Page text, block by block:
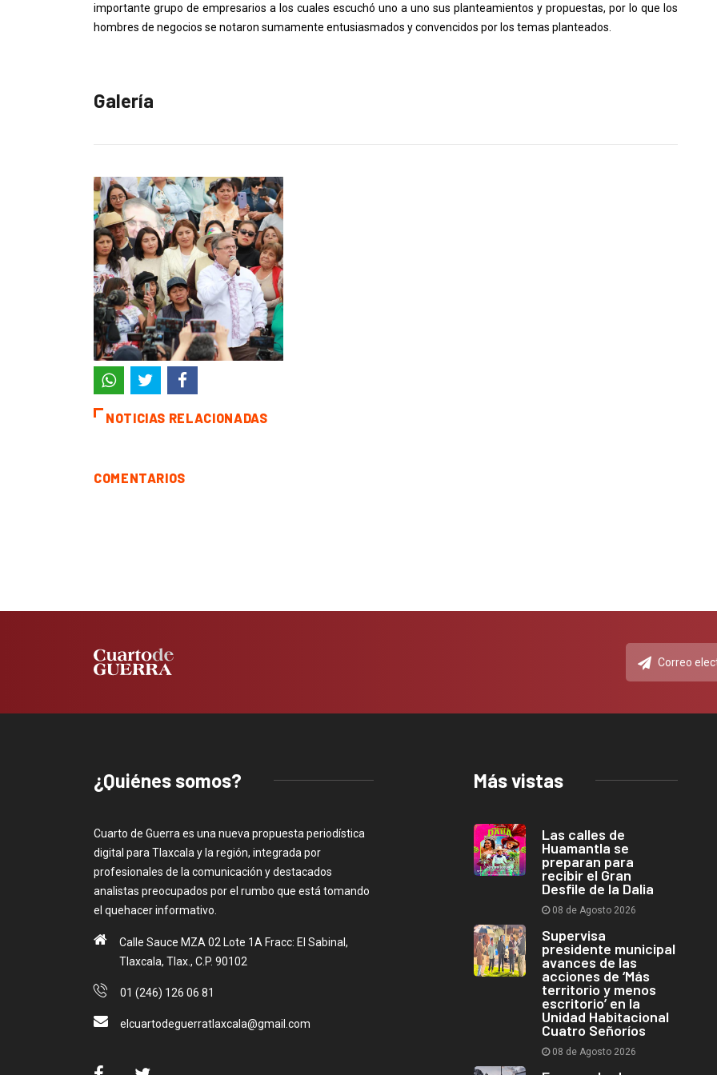
importante grupo de empresarios a los cuales escuchó uno a uno sus planteamientos y propuestas, por lo que los
hombres de negocios se notaron sumamente entusiasmados y convencidos por los temas planteados.
Galería
NOTICIAS RELACIONADAS
COMENTARIOS
¿Quiénes somos?
Cuarto de Guerra es una nueva propuesta periodística
digital para Tlaxcala y la región, integrada por
profesionales de la comunicación y destacados
analistas preocupados por el rumbo que está tomando
el quehacer informativo.
Calle Sauce MZA 02 Lote 1A Fracc: El Sabinal,
Tlaxcala, Tlax., C.P. 90102
01 (246) 126 06 81
elcuartodeguerratlaxcala@gmail.com
Más vistas
Las calles de
Huamantla se
preparan para
recibir el Gran
Desfile de la Dalia
08 de Agosto 2026
Supervisa
presidente municipal
avances de las
acciones de ‘Más
territorio y menos
escritorio’ en la
Unidad Habitacional
Cuatro Señoríos
08 de Agosto 2026